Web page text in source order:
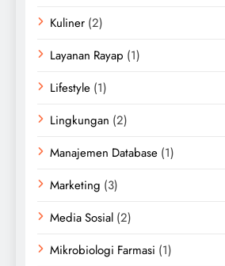
Kuliner (2)
Layanan Rayap (1)
Lifestyle (1)
Lingkungan (2)
Manajemen Database (1)
Marketing (3)
Media Sosial (2)
Mikrobiologi Farmasi (1)